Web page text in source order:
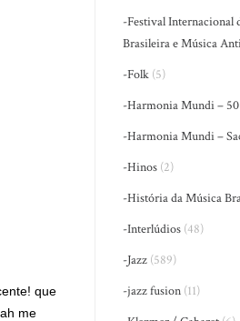
que
me
-Festival Internacional
Brasileira e Música
-Folk (5)
-Harmonia Mundi – 50
-Harmonia Mundi –
-Hinos (2)
-História da Música
-Interlúdios (48)
-Jazz (589)
-jazz fusion (11)